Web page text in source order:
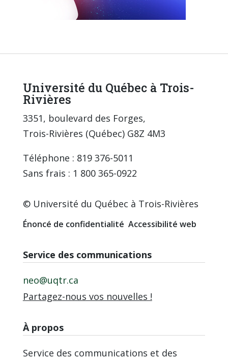
Université du Québec à Trois-
Rivières
3351, boulevard des Forges,
Trois-Rivières (Québec) G8Z 4M3
Téléphone : 819 376-5011
Sans frais : 1 800 365-0922
© Université du Québec à Trois-Rivières
Énoncé de confidentialité Accessibilité web
Service des communications
neo@uqtr.ca
Partagez-nous vos nouvelles !
À propos
Service des communications et des